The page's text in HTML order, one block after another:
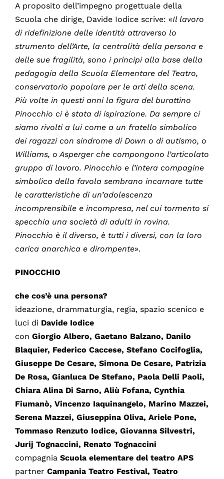
A proposito dell’impegno progettuale della
Scuola che dirige, Davide Iodice scrive: «Il lavoro
di ridefinizione delle identità attraverso lo
strumento dell’Arte, la centralità della persona e
delle sue fragilità, sono i principi alla base della
pedagogia della Scuola Elementare del Teatro,
conservatorio popolare per le arti della scena.
Più volte in questi anni la figura del burattino
Pinocchio ci è stata di ispirazione. Da sempre ci
siamo rivolti a lui come a un fratello simbolico
dei ragazzi con sindrome di Down o di autismo, o
Williams, o Asperger che compongono l’articolato
gruppo di lavoro. Pinocchio e l’intera compagine
simbolica della favola sembrano incarnare tutte
le caratteristiche di un’adolescenza
incomprensibile e incompresa, nel cui tormento si
specchia una società di adulti in rovina.
Pinocchio è il diverso, è tutti i diversi, con la loro
carica anarchica e dirompente».
PINOCCHIO
che cos’è una persona?
ideazione, drammaturgia, regia, spazio scenico e
luci di Davide Iodice
con Giorgio Albero, Gaetano Balzano, Danilo
Blaquier, Federico Caccese, Stefano Cocifoglia,
Giuseppe De Cesare, Simona De Cesare, Patrizia
De Rosa, Gianluca De Stefano, Paola Delli Paoli,
Chiara Alina Di Sarno, Aliù Fofana, Cynthia
Fiumanò, Vincenzo Iaquinangelo, Marino Mazzei,
Serena Mazzei, Giuseppina Oliva, Ariele Pone,
Tommaso Renzuto Iodice, Giovanna Silvestri,
Jurij Tognaccini, Renato Tognaccini
compagnia Scuola elementare del teatro APS
partner Campania Teatro Festival, Teatro